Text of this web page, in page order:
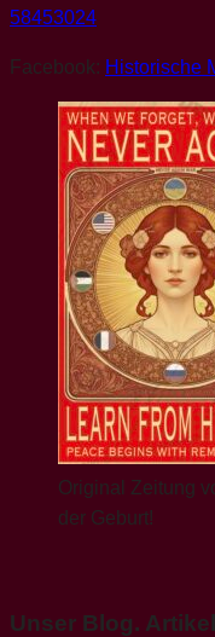
58453024
Facebook: Historische
Original Zeitung
der Geburt!
Unser Blog.